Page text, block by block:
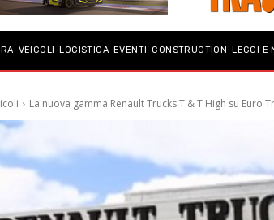
VEICOLI LOGISTICA EVENTI CONSTRUCTION LEGGI E
La nuova gamma Renault Trucks T & T High su Euro